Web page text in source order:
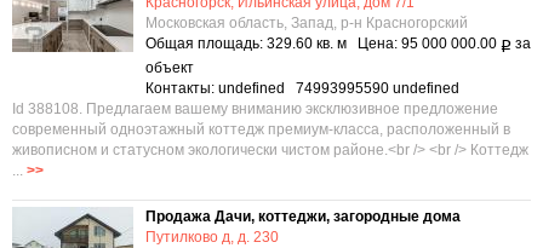
Московская область, Запад, р-н Красногорский
Общая площадь: 329.60 кв. м Цена: 95 000 000.00 Р за
объект
Контакты: undefined 74993995590 undefined
Id 388108. Предлагаем вашему вниманию эксклюзивное предложение
современный одноэтажный коттедж премиум-класса, расположенный в
живописном и статусном экологически чистом районе.<br /> <br /> Коттедж
... >>
Продажа Дачи, коттеджи, загородные дома
Путилково д, д. 230